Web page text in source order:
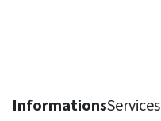
InformationsServices